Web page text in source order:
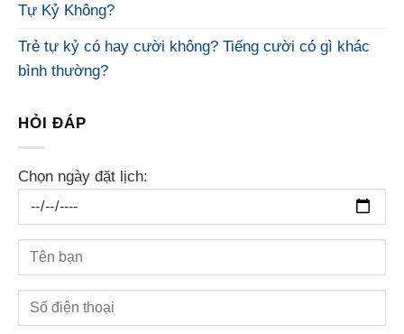
Tự Kỷ Không?
Trẻ tự kỷ có hay cười không? Tiếng cười có gì khác
bình thường?
HỎI ĐÁP
Chọn ngày đặt lịch: